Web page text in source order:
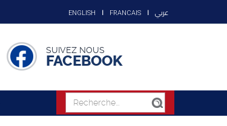
ENGLISH FRANCAIS عربي
SUIVEZ NOUS
FACEBOOK